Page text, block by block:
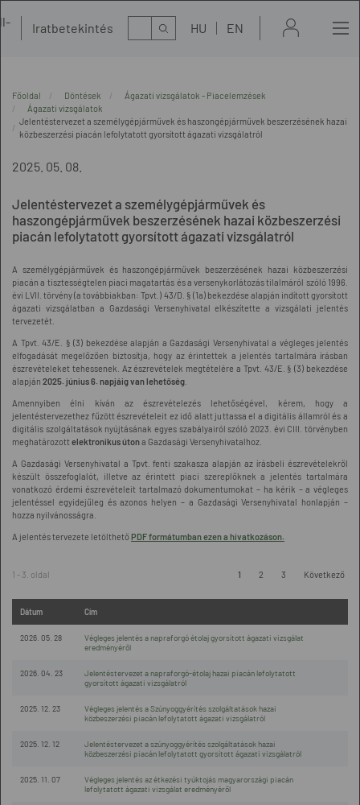
Iratbetekintés Kereső HU EN
Főoldal Döntések
Ágazati vizsgálatok - Piacelemzések
Ágazati vizsgálatok
Jelentéstervezet a személygépjárművek és haszongépjárművek beszerzésének hazai
közbeszerzési piacán lefolytatott gyorsított ágazati vizsgálatról
2025. 05. 08.
Jelentéstervezet a személygépjárművek és
haszongépjárművek beszerzésének hazai közbeszerzési
piacán lefolytatott gyorsított ágazati vizsgálatról
A személygépjárművek és haszongépjárművek beszerzésének hazai közbeszerzési
piacán a tisztességtelen piaci magatartás és a versenykorlátozás tilalmáról szóló 1996.
évi LVII. törvény (a továbbiakban: Tpvt.) 43/D. § (1a) bekezdése alapján indított gyorsított
ágazati vizsgálatban a Gazdasági Versenyhivatal elkészítette a vizsgálati jelentés
tervezetét.
A Tpvt. 43/E. § (3) bekezdése alapján a Gazdasági Versenyhivatal a végleges jelentés
elfogadását megelőzően biztosítja, hogy az érintettek a jelentés tartalmára írásban
észrevételeket tehessenek. Az észrevételek megtételére a Tpvt. 43/E. § (3) bekezdése
alapján 2025. június 6. napjáig van lehetőség
Amennyiben élni kíván az észrevételezés lehetőségével, kérem, hogy a
jelentéstervezethez fűzött észrevételeit ez idő alatt juttassa el a digitális államról és a
digitális szolgáltatások nyújtásának egyes szabályairól szóló 2023. évi CIII. törvényben
meghatározottelektronikus útona Gazdasági Versenyhivatalhoz.
A Gazdasági Versenyhivatal a Tpvt. fenti szakasza alapján az írásbeli észrevételekről
készült összefoglalót, illetve az érintett piaci szereplőknek a jelentés tartalmára
vonatkozó érdemi észrevételeit tartalmazó dokumentumokat – ha kérik – a végleges
jelentéssel egyidejűleg és azonos helyen – a Gazdasági Versenyhivatal honlapján –
hozza nyilvánosságra.
A jelentés tervezete letölthetőPDF formátumban ezen a hivatkozáson.
1 - 3. oldal 1 2 3 Következő
Dátum Cím
2026. 05. 28
Végleges jelentés a napraforgó étolaj gyorsított ágazati vizsgálat
eredményéről
2026. 04. 23
Jelentéstervezet a napraforgó-étolaj hazai piacán lefolytatott
gyorsított ágazati vizsgálatról
2025. 12. 23
Végleges jelentés a Szúnyoggyérítés szolgáltatások hazai
közbeszerzési piacán lefolytatott ágazati vizsgálatról
2025. 12. 12
Jelentéstervezet a szúnyoggyérítés szolgáltatások hazai
közbeszerzési piacán lefolytatott gyorsított ágazati vizsgálatról
2025. 11. 07
Végleges jelentés az étkezési tyúktojás magyarországi piacán
lefolytatott ágazati vizsgálat eredményéről